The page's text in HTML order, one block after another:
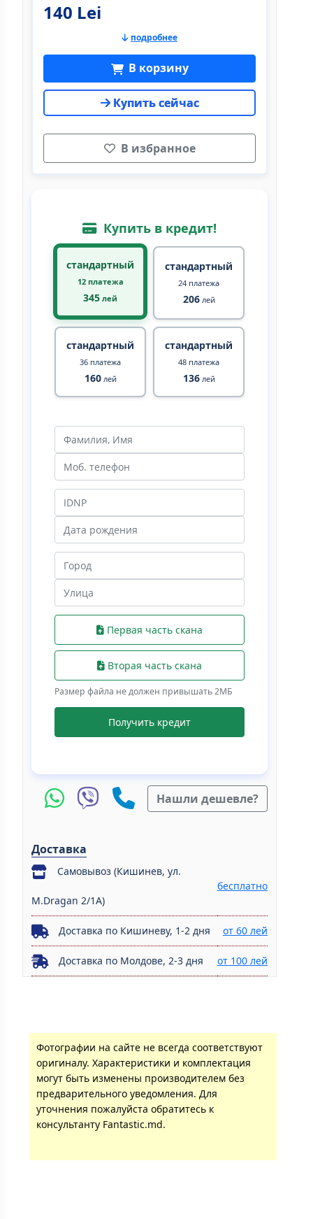
140 Lei
подробнее
В корзину
Купить сейчас
В избранное
Купить в кредит!
стандартный
12 платежа
345 лей
стандартный
24 платежа
206лей
стандартный
36 платежа
160лей
стандартный
48 платежа
136лей
Первая часть скана
Вторая часть скана
Размер файла не должен привышать 2МБ
Получить кредит
Нашли дешевле?
Доставка
Самовывоз (Кишинев, ул.
M.Dragan 2/1A)
бесплатно
Доставка по Кишиневу, 1-2 дня от 60 лей
Доставка по Молдове, 2-3 дня от 100 лей
Фотографии на сайте не всегда соответствуют
оригиналу. Характеристики и комплектация
могут быть изменены производителем без
предварительного уведомления. Для
уточнения пожалуйста обратитесь к
консультанту Fantastic.md.